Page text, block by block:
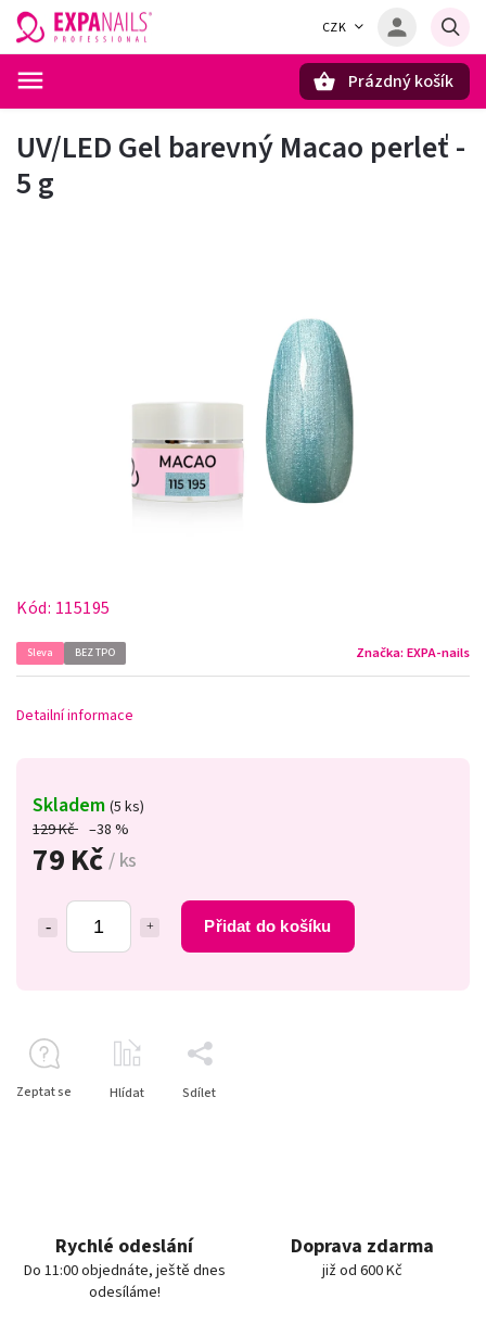
CZK
Prázdný košík
UV/LED Gel barevný Macao perleť -
5 g
Kód: 115195
Sleva BEZ TPO Značka: EXPA-nails
129 Kč –38 %
79 Kč/ ks
Přidat do košíku
Skladem (5 ks)
Detailní informace
Zeptat se Hlídat Sdílet
Rychlé odeslání
Do 11:00 objednáte, ještě dnes
odesíláme!
Doprava zdarma
již od 600 Kč